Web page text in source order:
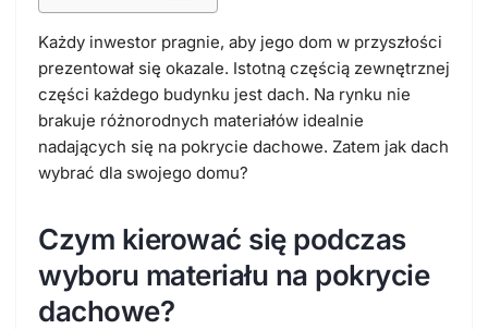
Każdy inwestor pragnie, aby jego dom w przyszłości
prezentował się okazale. Istotną częścią zewnętrznej
części każdego budynku jest dach. Na rynku nie
brakuje różnorodnych materiałów idealnie
nadających się na pokrycie dachowe. Zatem jak dach
wybrać dla swojego domu?
Czym kierować się podczas
wyboru materiału na pokrycie
dachowe?